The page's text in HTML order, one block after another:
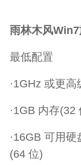
雨林木风
最低配置
·1GHz 或更
·1GB 内存
·16GB 可用
(64 位)